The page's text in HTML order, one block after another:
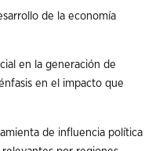
de la economía
en la generación de
en el impacto que
de influencia política